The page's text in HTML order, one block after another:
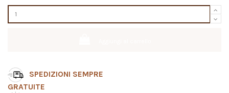
SPEDIZIONI SEMPRE
GRATUITE